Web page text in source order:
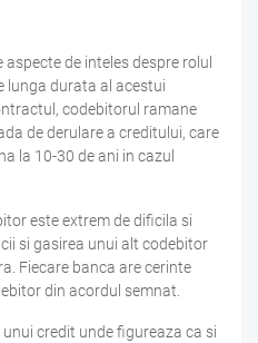
de inteles despre rolul
lunga durata al acestui
codebitorul ramane
de derulare a creditului, care
la 10-30 de ani in cazul
este extrem de dificila si
si gasirea unui alt codebitor
Fiecare banca are cerinte
din acordul semnat.
credit unde figureaza ca si